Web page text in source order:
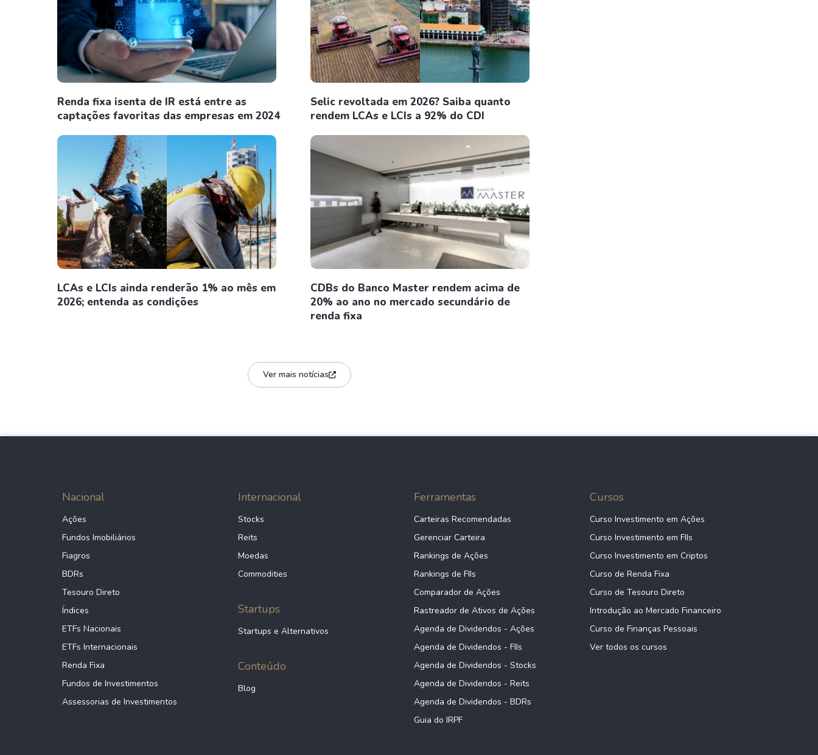
Renda fixa isenta de IR está entre as
captações favoritas das empresas em 2024
Selic revoltada em 2026? Saiba quanto
rendem LCAs e LCIs a 92% do CDI
LCAs e LCIs ainda renderão 1% ao mês em
2026; entenda as condições
CDBs do Banco Master rendem acima de
20% ao ano no mercado secundário de
renda fixa
Ver mais notícias
Nacional
Ações
Fundos Imobiliários
Fiagros
BDRs
Tesouro Direto
Índices
ETFs Nacionais
ETFs Internacionais
Renda Fixa
Fundos de Investimentos
Assessorias de Investimentos
Internacional
Stocks
Reits
Moedas
Commodities
Startups
Startups e Alternativos
Conteúdo
Blog
Ferramentas
Carteiras Recomendadas
Gerenciar Carteira
Rankings de Ações
Rankings de FIIs
Comparador de Ações
Rastreador de Ativos de Ações
Agenda de Dividendos - Ações
Agenda de Dividendos - FIIs
Agenda de Dividendos - Stocks
Agenda de Dividendos - Reits
Agenda de Dividendos - BDRs
Guia do IRPF
Cursos
Curso Investimento em Ações
Curso Investimento em FIIs
Curso Investimento em Criptos
Curso de Renda Fixa
Curso de Tesouro Direto
Introdução ao Mercado Financeiro
Curso de Finanças Pessoais
Ver todos os cursos